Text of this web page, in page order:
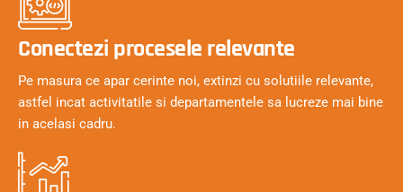
Conectezi procesele relevante
Pe masura ce apar cerinte noi, extinzi cu solutiile relevante,
astfel incat activitatile si departamentele sa lucreze mai bine
in acelasi cadru.